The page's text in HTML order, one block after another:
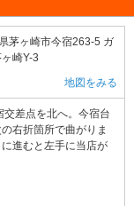
A4肉をお楽しみいただ
会 部活の打ち上げ 同
も配達可能です。
でBBQパーティーを存
ュー「焼きそば」か
れています。
だける内容となってま
ので手ぶらで楽しめま
実費頂いておりま
ム） 豚バラ（1人前80
茅ヶ崎市今宿263-5 ガ
崎Y-3
地図をみる
差点を北へ。今宿台
右折箇所で曲がりま
進むと左手に当店が